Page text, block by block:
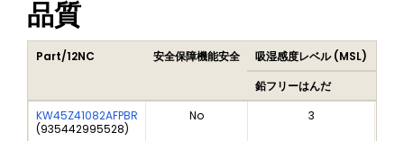
品質
Part/12NC 安全保障機能安全 吸湿感度レベル (MSL)
鉛フリーはんだ
KW45Z41082AFPBR
(935442995528)
No 3